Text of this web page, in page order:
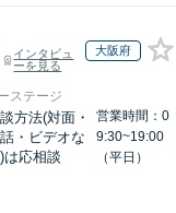
インタビュ
ーを見る
大阪府
ステージ
方法(対面・
・ビデオな
は応相談
営業時間：0
9:30~19:00
（平日）